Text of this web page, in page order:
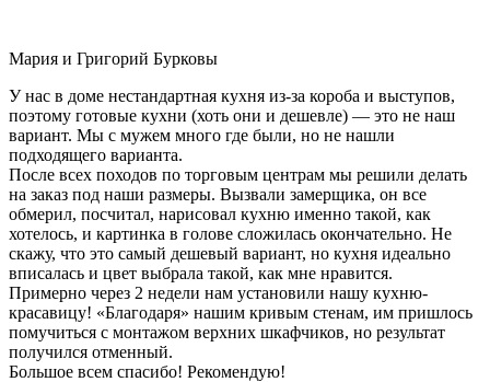
Мария и Григорий Бурковы
У нас в доме нестандартная кухня из-за короба и выступов,
поэтому готовые кухни (хоть они и дешевле) — это не наш
вариант. Мы с мужем много где были, но не нашли
подходящего варианта.
После всех походов по торговым центрам мы решили делать
на заказ под наши размеры. Вызвали замерщика, он все
обмерил, посчитал, нарисовал кухню именно такой, как
хотелось, и картинка в голове сложилась окончательно. Не
скажу, что это самый дешевый вариант, но кухня идеально
вписалась и цвет выбрала такой, как мне нравится.
Примерно через 2 недели нам установили нашу кухню-
красавицу! «Благодаря» нашим кривым стенам, им пришлось
помучиться с монтажом верхних шкафчиков, но результат
получился отменный.
Большое всем спасибо! Рекомендую!